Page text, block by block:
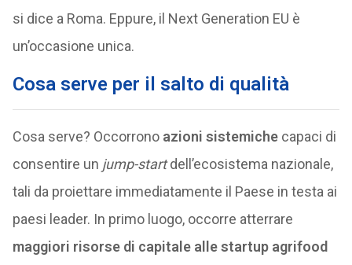
si dice a Roma. Eppure, il Next Generation EU è
un’occasione unica.
Cosa serve per il salto di qualità
Cosa serve? Occorrono azioni sistemichecapaci di
consentire un jump-startdell’ecosistema nazionale,
tali da proiettare immediatamente il Paese in testa ai
paesi leader. In primo luogo, occorre atterrare
maggiori risorse di capitale alle startup agrifood